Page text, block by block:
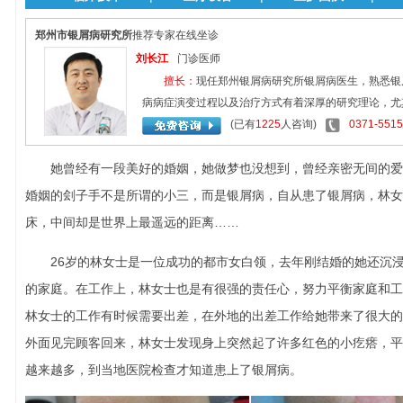
郑州市银屑病研究所推荐专家在线坐诊
刘长江
门诊医师
擅长： 现任郑州银屑病研究所银屑病医生，熟悉
病病症演变过程以及治疗方式有着深厚的研究理论，
(已有1225人咨询) 0371-
她曾经有一段美好的婚姻，她做梦也没想到，曾经亲密无间的
婚姻的刽子手不是所谓的小三，而是银屑病，自从患了银屑病，林
床，中间却是世界上最遥远的距离……
26岁的林女士是一位成功的都市女白领，去年刚结婚的她还沉
的家庭。在工作上，林女士也是有很强的责任心，努力平衡家庭和
林女士的工作有时候需要出差，在外地的出差工作给她带来了很大
外面见完顾客回来，林女士发现身上突然起了许多红色的小疙瘩，
越来越多，到当地医院检查才知道患上了银屑病。